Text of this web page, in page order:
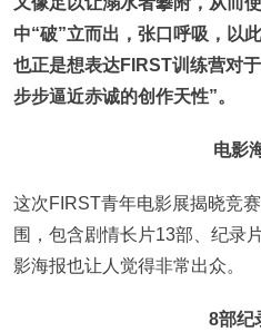
中“破”立而出，张口呼吸，以
也正是想表达FIRST训练营对
步步逼近赤诚的创作天性”。
电影
这次FIRST青年电影展揭晓竞
围，包含剧情长片13部、纪录
影海报也让人觉得非常出众。
8部纪